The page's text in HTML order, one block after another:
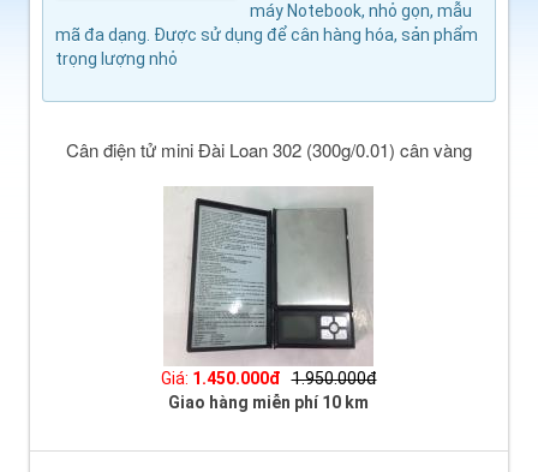
máy Notebook, nhỏ gọn, mẫu
mã đa dạng. Được sử dụng để cân hàng hóa, sản phẩm
trọng lượng nhỏ
Cân điện tử mini Đài Loan 302 (300g/0.01) cân vàng
Giá: 1.450.000đ 1.950.000đ
Giao hàng miễn phí 10 km